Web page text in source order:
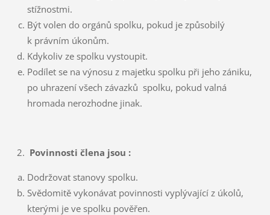
stížnostmi.
Být volen do orgánů spolku, pokud je způsobilý
k právním úkonům.
Kdykoliv ze spolku vystoupit.
Podílet se na výnosu z majetku spolku při jeho zániku,
po uhrazení všech závazků spolku, pokud valná
hromada nerozhodne jinak.
Povinnosti člena jsou :
Dodržovat stanovy spolku.
Svědomitě vykonávat povinnosti vyplývající z úkolů,
kterými je ve spolku pověřen.